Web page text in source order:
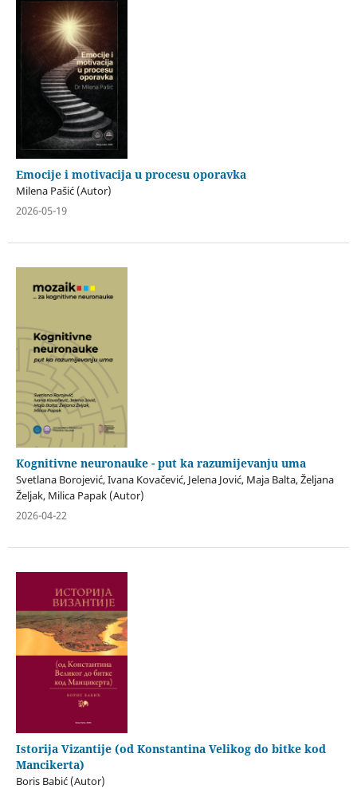
Emocije i motivacija u procesu oporavka
Milena Pašić (Autor)
2026-05-19
Kognitivne neuronauke - put ka razumijevanju uma
Svetlana Borojević, Ivana Kovačević, Jelena Jović, Maja Balta, Željana
Željak, Milica Papak (Autor)
2026-04-22
Istorija Vizantije (od Konstantina Velikog do bitke kod
Mancikerta)
Boris Babić (Autor)